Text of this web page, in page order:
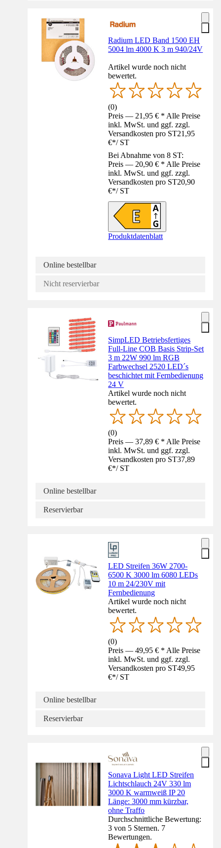
Radium LED Band 1500 EH
5004 lm 4000 K 3 m 940/24V
Artikel wurde noch nicht
bewertet.
(0)
Preis — 21,95 € * Alle Preise
inkl. MwSt. und ggf. zzgl.
Versandkosten pro ST21,95
€*/ ST
Bei Abnahme von 8 ST:
Preis — 20,90 € * Alle Preise
inkl. MwSt. und ggf. zzgl.
Versandkosten pro ST20,90
€*/ ST
Produktdatenblatt
Online bestellbar
Nicht reservierbar
SimpLED Betriebsfertiges
Full-Line COB Basis Strip-Set
3 m 22W 990 lm RGB
Farbwechsel 2520 LED´s
beschichtet mit Fernbedienung
24 V
Artikel wurde noch nicht
bewertet.
(0)
Preis — 37,89 € * Alle Preise
inkl. MwSt. und ggf. zzgl.
Versandkosten pro ST37,89
€*/ ST
Online bestellbar
Reservierbar
LED Streifen 36W 2700-
6500 K 3000 lm 6080 LEDs
10 m 24/230V mit
Fernbedienung
Artikel wurde noch nicht
bewertet.
(0)
Preis — 49,95 € * Alle Preise
inkl. MwSt. und ggf. zzgl.
Versandkosten pro ST49,95
€*/ ST
Online bestellbar
Reservierbar
Sonava Light LED Streifen
Lichtschlauch 24V 330 lm
3000 K warmweiß IP 20
Länge: 3000 mm kürzbar,
ohne Traffo
Durchschnittliche Bewertung:
3 von 5 Sternen. 7
Bewertungen.